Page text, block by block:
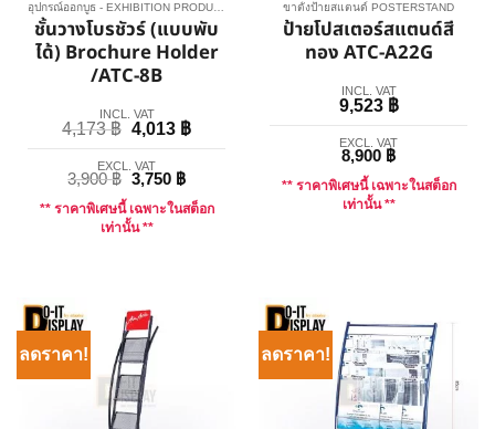
อุปกรณ์ออกบูธ - EXHIBITION PRODUCT
ชั้นวางโบรชัวร์ (แบบพับ
ได้) Brochure Holder
/ATC-8B
INCL. VAT
4,173฿ 4,013 ฿
EXCL. VAT
3,900฿ 3,750 ฿
** ราคาพิเศษนี้ เฉพาะในสต็อก
เท่านั้น **
ขาตั้งป้ายสแตนด์ POSTERSTAND
ป้ายโปสเตอร์สแตนด์สี
ทอง ATC-A22G
INCL. VAT
9,523 ฿
EXCL. VAT
8,900 ฿
** ราคาพิเศษนี้ เฉพาะในสต็อก
เท่านั้น **
ลดราคา! ลดราคา!